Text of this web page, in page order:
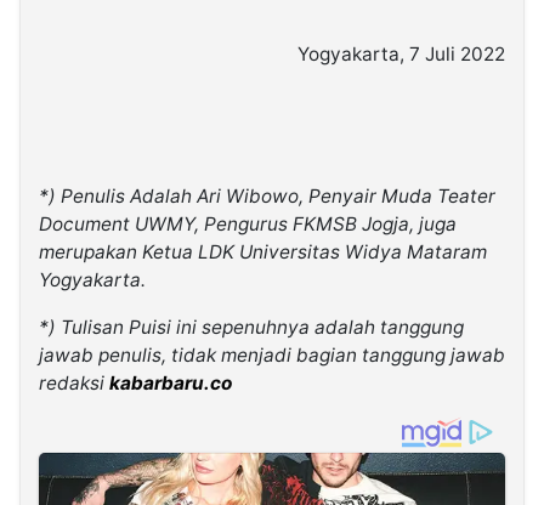
Yogyakarta, 7 Juli 2022
*) Penulis Adalah Ari Wibowo, Penyair Muda Teater
Document UWMY, Pengurus FKMSB Jogja, juga
merupakan Ketua LDK Universitas Widya Mataram
Yogyakarta.
*) Tulisan Puisi ini sepenuhnya adalah tanggung
jawab penulis, tidak menjadi bagian tanggung jawab
redaksi kabarbaru.co